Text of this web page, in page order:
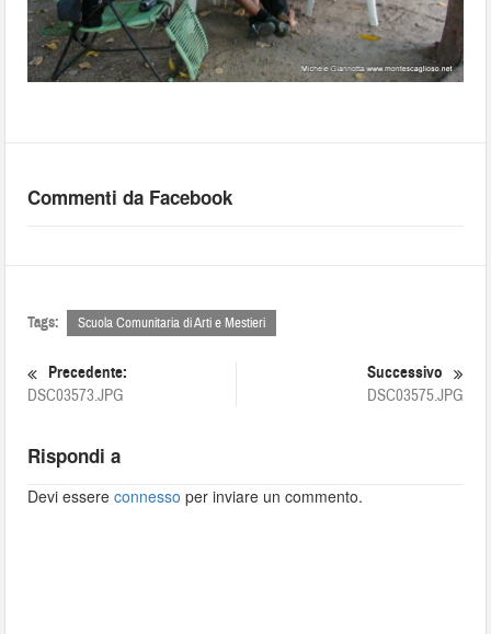
Commenti da Facebook
Tags: Scuola Comunitaria di Arti e Mestieri
Precedente:
DSC03573.JPG
Successivo
DSC03575.JPG
Rispondi a
Devi essereconnesso per inviare un commento.